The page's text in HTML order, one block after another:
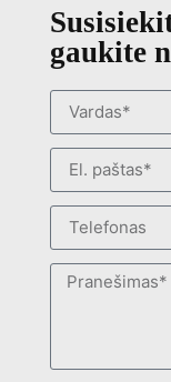
gaukite